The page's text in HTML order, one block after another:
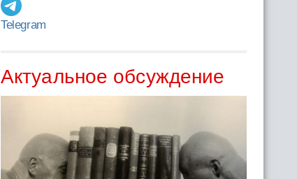
Telegram
Актуальное обсуждение